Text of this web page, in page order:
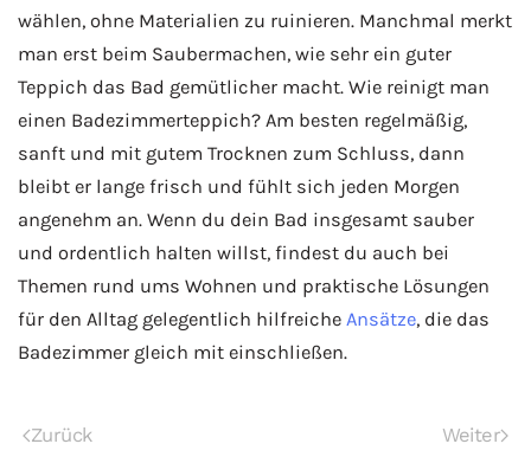
wählen, ohne Materialien zu ruinieren. Manchmal merkt
man erst beim Saubermachen, wie sehr ein guter
Teppich das Bad gemütlicher macht. Wie reinigt man
einen Badezimmerteppich? Am besten regelmäßig,
sanft und mit gutem Trocknen zum Schluss, dann
bleibt er lange frisch und fühlt sich jeden Morgen
angenehm an. Wenn du dein Bad insgesamt sauber
und ordentlich halten willst, findest du auch bei
Themen rund ums Wohnen und praktische Lösungen
für den Alltag gelegentlich hilfreiche Ansätze, die das
Badezimmer gleich mit einschließen.
Zurück Weiter